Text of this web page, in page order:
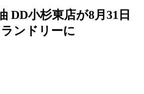
DD小杉東店が8月31日
ンドリーに